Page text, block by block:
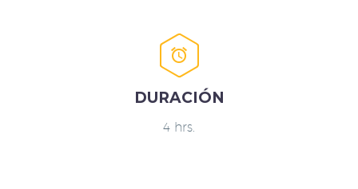


DURACIÓN
4 hrs.